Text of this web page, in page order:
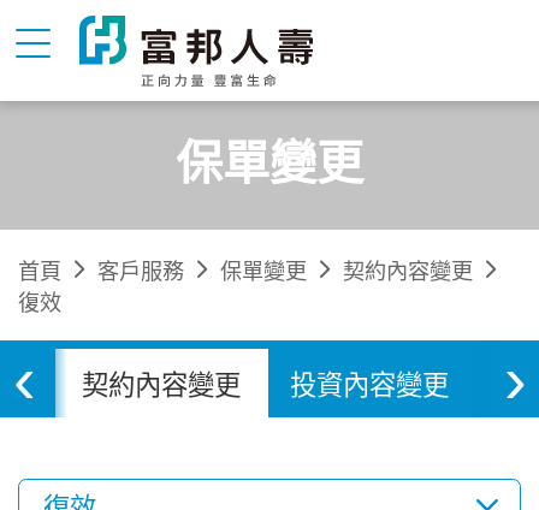
保單變更
首頁 客戶服務 保單變更
契約內容變更
復效
契約內容變更 投資內容變更
‹ ›